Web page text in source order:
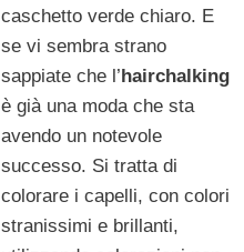
caschetto verde chiaro. E
se vi sembra strano
sappiate che l’ hairchalking
è già una moda che sta
avendo un notevole
successo. Si tratta di
colorare i capelli, con colori
stranissimi e brillanti,